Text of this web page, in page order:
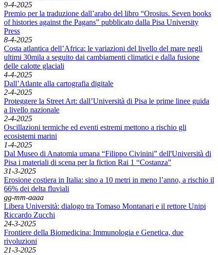
9-4-2025
Premio per la traduzione dall’arabo del libro “Orosius. Seven books
of histories against the Pagans” pubblicato dalla Pisa University
Press
8-4-2025
Costa atlantica dell’Africa: le variazioni del livello del mare negli
ultimi 30mila a seguito dai cambiamenti climatici e dalla fusione
delle calotte glaciali
4-4-2025
Dall’Atlante alla cartografia digitale
2-4-2025
Proteggere la Street Art: dall’Università di Pisa le prime linee guida
a livello nazionale
2-4-2025
Oscillazioni termiche ed eventi estremi mettono a rischio gli
ecosistemi marini
1-4-2025
Dal Museo di Anatomia umana “Filippo Civinini” dell'Università di
Pisa i materiali di scena per la fiction Rai 1 “Costanza”
31-3-2025
Erosione costiera in Italia: sino a 10 metri in meno l’anno, a rischio il
66% dei delta fluviali
gg-mm-aaaa
Libera Università: dialogo tra Tomaso Montanari e il rettore Unipi
Riccardo Zucchi
24-3-2025
Frontiere della Biomedicina: Immunologia e Genetica, due
rivoluzioni
21-3-2025